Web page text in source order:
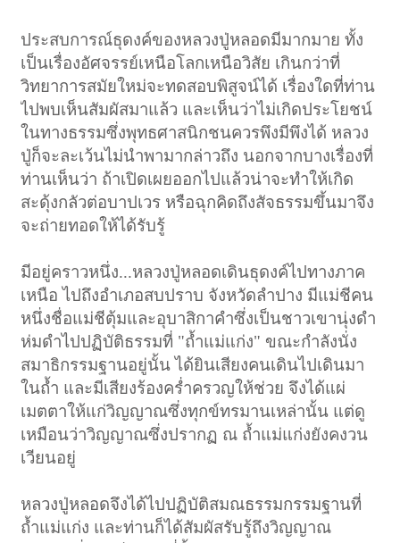
ประสบการณ์ธุดงค์ของหลวงปู่หลอดมีมากมาย ทั้ง
เป็นเรื่องอัศจรรย์เหนือโลกเหนือวิสัย เกินกว่าที่
วิทยาการสมัยใหม่จะทดสอบพิสูจน์ได้ เรื่องใดที่ท่าน
ไปพบเห็นสัมผัสมาแล้ว และเห็นว่าไม่เกิดประโยชน์
ในทางธรรมซึ่งพุทธศาสนิกชนควรพึงมีพึงได้ หลวง
ปู่ก็จะละเว้นไม่นำพามากล่าวถึง นอกจากบางเรื่องที่
ท่านเห็นว่า ถ้าเปิดเผยออกไปแล้วน่าจะทำให้เกิด
สะดุ้งกลัวต่อบาปเวร หรือฉุกคิดถึงสัจธรรมขึ้นมาจึง
จะถ่ายทอดให้ได้รับรู้
มีอยู่คราวหนึ่ง...หลวงปู่หลอดเดินธุดงค์ไปทางภาค
เหนือ ไปถึงอำเภอสบปราบ จังหวัดลำปาง มีแม่ชีคน
หนึ่งชื่อแม่ชีตุ้มและอุบาสิกาคำซึ่งเป็นชาวเขานุ่งดำ
ห่มดำไปปฏิบัติธรรมที่ "ถ้ำแม่แก่ง" ขณะกำลังนั่ง
สมาธิกรรมฐานอยู่นั้น ได้ยินเสียงคนเดินไปเดินมา
ในถ้ำ และมีเสียงร้องคร่ำครวญให้ช่วย จึงได้แผ่
เมตตาให้แก่วิญญาณซึ่งทุกข์ทรมานเหล่านั้น แต่ดู
เหมือนว่าวิญญาณซึ่งปรากฏ ณ ถ้ำแม่แก่งยังคงวน
เวียนอยู่
หลวงปู่หลอดจึงได้ไปปฏิบัติสมณธรรมกรรมฐานที่
ถ้ำแม่แก่ง และท่านก็ได้สัมผัสรับรู้ถึงวิญญาณ